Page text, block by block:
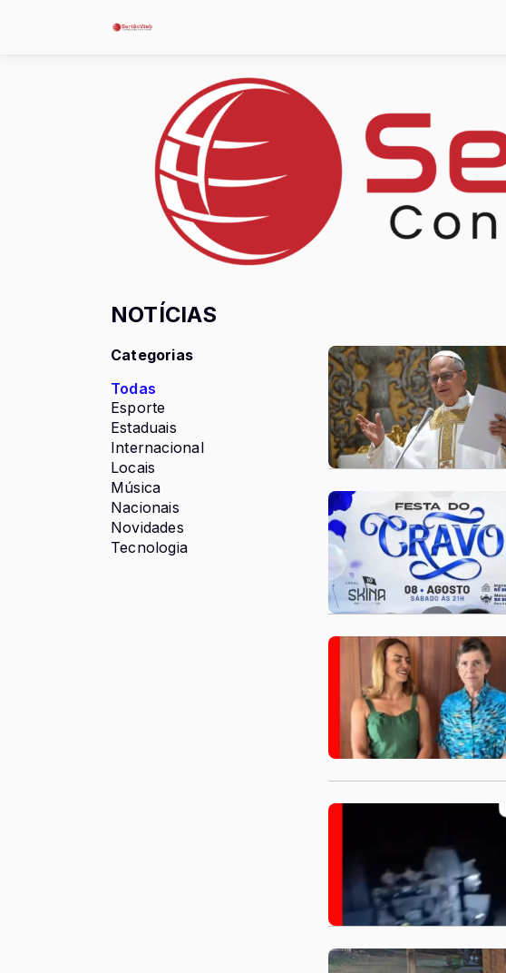
NOTÍCIAS
Categorias
Todas
Esporte
Estaduais
Internacional
Locais
Música
Nacionais
Novidades
Tecnologia